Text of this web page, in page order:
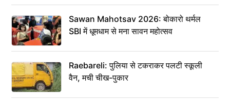
Sawan Mahotsav 2026: बोकारो थर्मल
SBI में धूमधाम से मना सावन महोत्सव
Raebareli: पुलिया से टकराकर पलटी स्कूली
वैन, मची चीख-पुकार